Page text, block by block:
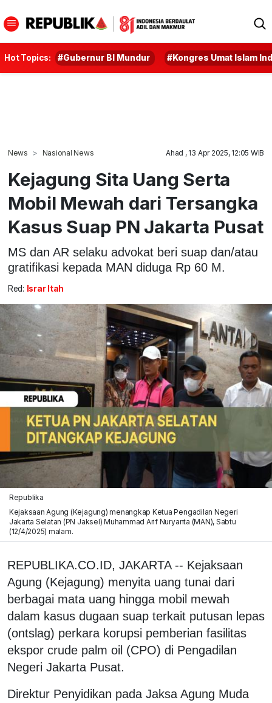
Hot Topics: #Gubernur BI Mundur #Kongres Umat Islam
News Nasional News Ahad , 13 Apr 2025, 12:05 WIB
Kejagung Sita Uang Serta
Mobil Mewah dari Tersangka
Kasus Suap PN Jakarta Pusat
MS dan AR selaku advokat beri suap dan/atau
gratifikasi kepada MAN diduga Rp 60 M.
Red: Israr Itah
Republika
Kejaksaan Agung (Kejagung) menangkap Ketua Pengadilan Negeri
Jakarta Selatan (PN Jaksel) Muhammad Arif Nuryanta (MAN), Sabtu
(12/4/2025) malam.
REPUBLIKA.CO.ID, JAKARTA -- Kejaksaan
Agung (Kejagung) menyita uang tunai dari
berbagai mata uang hingga mobil mewah
dalam kasus dugaan suap terkait putusan lepas
(ontslag) perkara korupsi pemberian fasilitas
ekspor crude palm oil (CPO) di Pengadilan
Negeri Jakarta Pusat.
Direktur Penyidikan pada Jaksa Agung Muda